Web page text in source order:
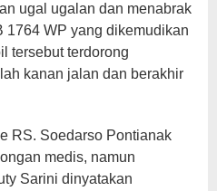
ugal ugalan dan menabrak
1764 WP yang dikemudikan
tersebut terdorong
kanan jalan dan berakhir
RS. Soedarso Pontianak
medis, namun
Sarini dinyatakan